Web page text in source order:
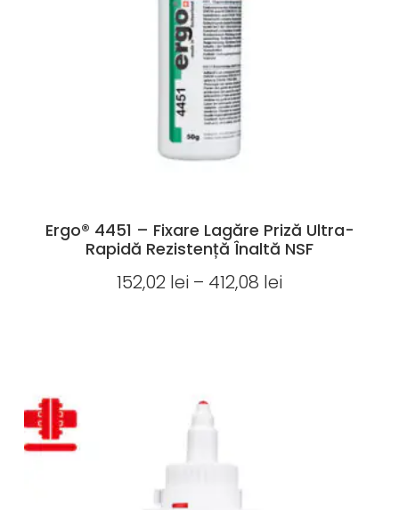
Ergo® 4451 – Fixare Lagăre Priză Ultra-
Rapidă Rezistență Înaltă NSF
152,02 lei – 412,08 lei